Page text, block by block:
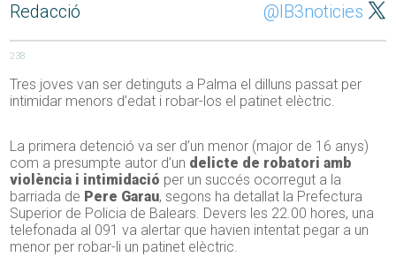
Redacció @IB3noticies
238
Tres joves van ser detinguts a Palma el dilluns passat per
intimidar menors d’edat i robar-los el patinet elèctric.
La primera detenció va ser d’un menor (major de 16 anys)
com a presumpte autor d’un delicte de robatori amb
violència i intimidació per un succés ocorregut a la
barriada de Pere Garau, segons ha detallat la Prefectura
Superior de Policia de Balears. Devers les 22.00 hores, una
telefonada al 091 va alertar que havien intentat pegar a un
menor per robar-li un patinet elèctric.